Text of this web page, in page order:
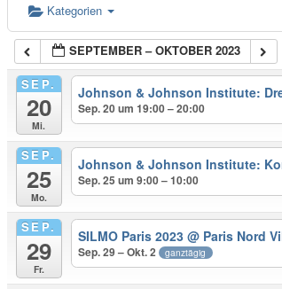
Kategorien
SEPTEMBER – OKTOBER 2023
SEP.
20
Mi.
Johnson & Johnson Institute:
Sep. 20 um 19:00 – 20:00
SEP.
25
Mo.
Johnson & Johnson Institute:
Sep. 25 um 9:00 – 10:00
SEP.
29
Fr.
SILMO Paris 2023@ Paris Nord
Sep. 29 – Okt. 2 ganztägig